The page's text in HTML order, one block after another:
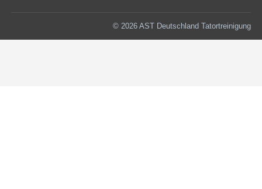
© 2026 AST Deutschland Tatortreinigung